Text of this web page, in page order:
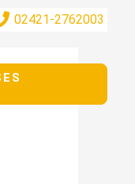
02421-2762003